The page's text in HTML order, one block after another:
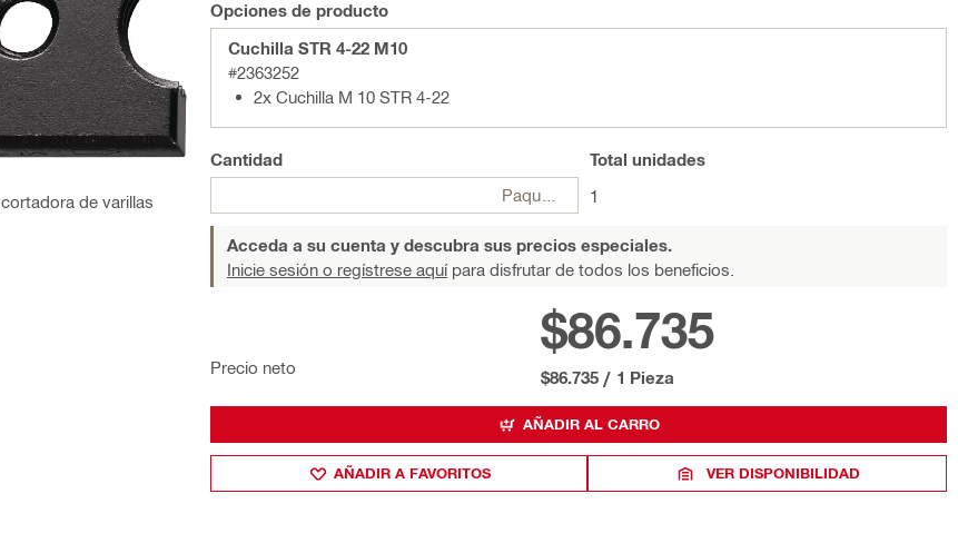
de varillas
Opciones de producto
Cuchilla STR 4-22 M10
#2363252
2x Cuchilla M 10 STR 4-22
Cantidad
Paquetes
Total unidades
1
Acceda a su cuenta y descubra sus precios especiales.
Inicie sesión o regístrese aquípara disfrutar de todos los beneficios.
Precio neto
$86.735
$86.735 / 1 Pieza
AÑADIR AL CARRO
AÑADIR A FAVORITOS VER DISPONIBILIDAD